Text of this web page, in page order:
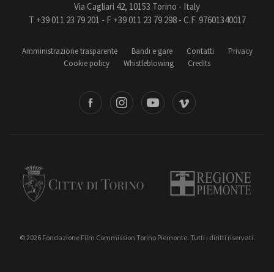
Via Cagliari 42, 10153 Torino - Italy
T +39 011 23 79 201 - F +39 011 23 79 298 - C.F. 97601340017
Amministrazione trasparente Bandi e gare Contatti
Privacy
Cookie policy
Whistleblowing Credits
Vimeo
Regione Piemonte
© 2026 Fondazione Film Commission Torino Piemonte. Tutti i diritti riservati.